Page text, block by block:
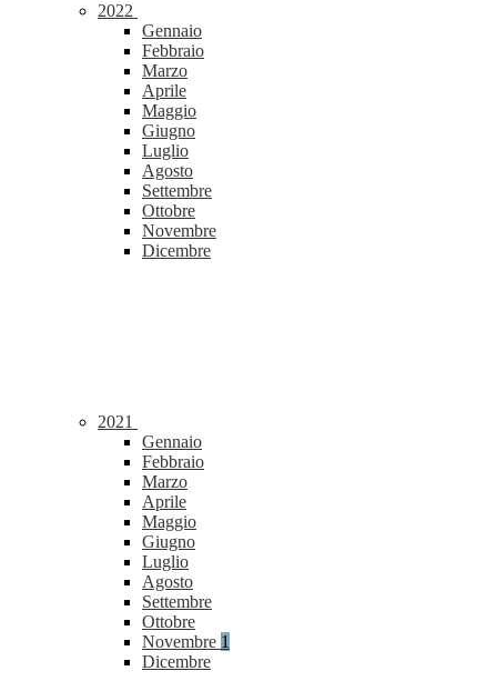
2022
Gennaio
Febbraio
Marzo
Aprile
Maggio
Giugno
Luglio
Agosto
Settembre
Ottobre
Novembre
Dicembre
2021
Gennaio
Febbraio
Marzo
Aprile
Maggio
Giugno
Luglio
Agosto
Settembre
Ottobre
Novembre 1
Dicembre